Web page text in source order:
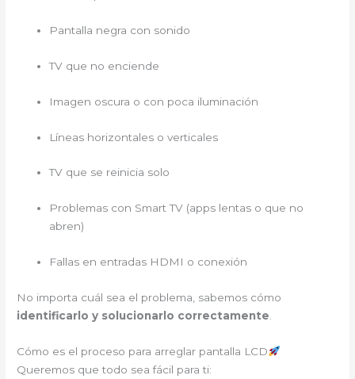
Pantalla negra con sonido
TV que no enciende
Imagen oscura o con poca iluminación
Líneas horizontales o verticales
TV que se reinicia solo
Problemas con Smart TV (apps lentas o que no
abren)
Fallas en entradas HDMI o conexión
No importa cuál sea el problema, sabemos cómo
identificarlo y solucionarlo correctamente
Cómo es el proceso para arreglar pantalla LCD
Queremos que todo sea fácil para ti: